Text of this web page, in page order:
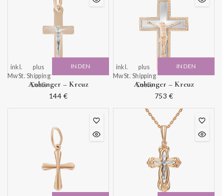
Anhänger – Kreuz
144 €
inkl.
MwSt.
plus
Shipping
Costs
IN DEN
Anhänger – Kreuz
753 €
inkl.
MwSt.
plus
Shipping
Costs
IN DEN